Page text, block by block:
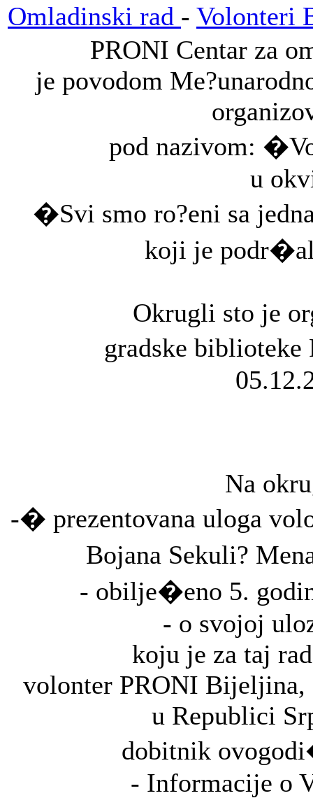
Omladinski rad - Volonteri
PRONI Centar za
je povodom
pod nazivom:
u
�Svi smo ro?eni sa
koji je
Okrugli sto je
gradske
Na
-� prezentovana uloga
Bojana Sekuli?
- obilje�eno 5.
- o svojoj
koju je za taj
volonter PRONI Bijeljina,
u Republici
dobitnik
- Informacije o